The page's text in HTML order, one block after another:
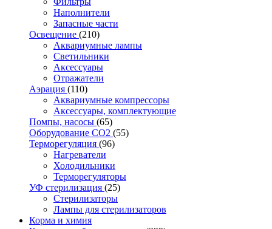
Наполнители
Запасные части
Освещение (210)
Аквариумные лампы
Светильники
Аксессуары
Отражатели
Аэрация (110)
Аквариумные компрессоры
Аксессуары, комплектующие
Помпы, насосы (65)
Оборудование CO2 (55)
Терморегуляция (96)
Нагреватели
Холодильники
Терморегуляторы
УФ стерилизация (25)
Стерилизаторы
Лампы для стерилизаторов
Корма и химия